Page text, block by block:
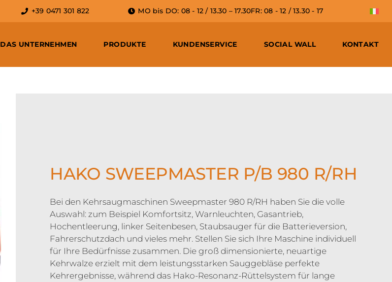
+39 0471 301 822 MO bis DO: 08 - 12 / 13.30 – 17.30FR: 08 - 12 / 13.30 - 17
DAS UNTERNEHMEN PRODUKTE KUNDENSERVICE SOCIAL WALL KONTAKT
HAKO SWEEPMASTER P/B 980 R/RH
Bei den Kehrsaugmaschinen Sweepmaster 980 R/RH haben Sie die volle
Auswahl: zum Beispiel Komfortsitz, Warnleuchten, Gasantrieb,
Hochentleerung, linker Seitenbesen, Staubsauger für die Batterieversion,
Fahrerschutzdach und vieles mehr. Stellen Sie sich Ihre Maschine individuell
für Ihre Bedürfnisse zusammen. Die groß dimensionierte, neuartige
Kehrwalze erzielt mit dem leistungsstarken Sauggebläse perfekte
Kehrergebnisse, während das Hako-Resonanz-Rüttelsystem für lange